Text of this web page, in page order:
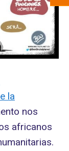
la
nos
africanos